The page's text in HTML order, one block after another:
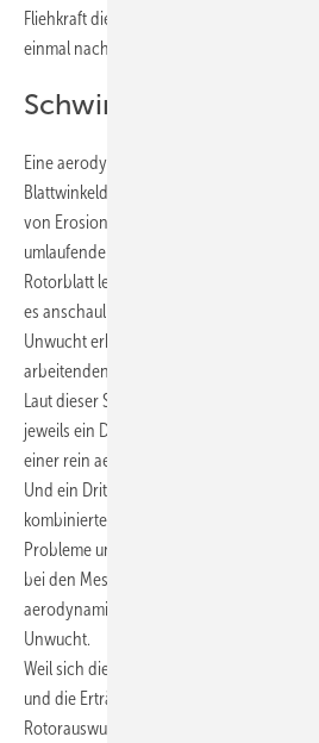
Fliehkraft die Gondel bei jeder
einmal nach rechts.
Schwingungen durch
Eine aerodynamisch bedingte Unwucht
Blattwinkeldifferenzen, Unterschieden in
von Erosion. Diese Ursachen führen zu so
umlaufenden aerodynamischen Kräften:
Rotorblatt leicht im falschen Winkel,
es anschaulich gesprochen mitziehen.
Unwucht erhöht die Schwingungen – und
arbeitenden Rotorblättern für
Laut dieser Statistik hat von den Anlagen
jeweils ein Drittel eine reine
einer rein aerodynamischen Unwucht aus
Und ein Drittel der fehlerhaften
kombinierte Unwucht belastet: Hierbei
Probleme und deren Effekte. Dies
bei den Messungen. In solchen Fällen
aerodynamischen Unwucht die Daten der
Unwucht.
Weil sich die Unwuchtfehler auf die
und die Erträge auswirken, gilt aber auch:
Rotorauswuchten ließen sich die